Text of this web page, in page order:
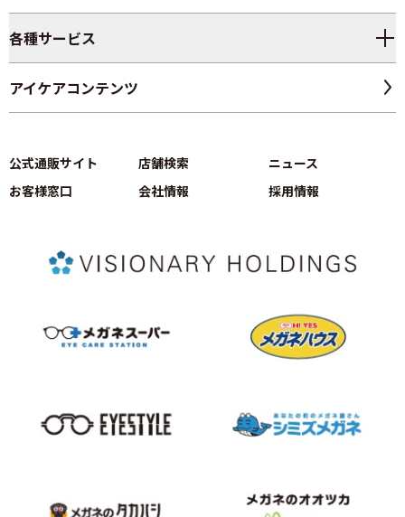
各種サービス
アイケアコンテンツ
公式通販サイト 店舗検索
ニュース
お客様窓口
会社情報 採用情報